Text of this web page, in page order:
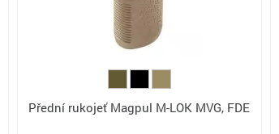
Přední rukojeť Magpul M-LOK MVG, FDE